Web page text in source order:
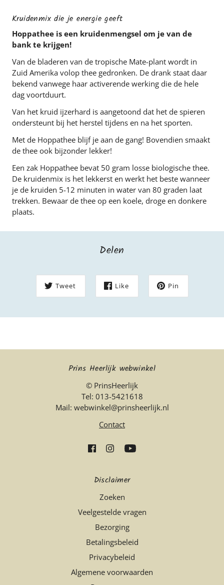
Kruidenmix die je energie geeft
Hoppathee is een kruidenmengsel om je van de
bank te krijgen!
Van de bladeren van de tropische Mate-plant wordt in
Zuid Amerika volop thee gedronken. De drank staat daar
bekend vanwege haar activerende werking die de hele
dag voortduurt.
Van het kruid ijzerhard is aangetoond dat het de spieren
ondersteunt bij het herstel tijdens en na het sporten.
Met de Hoppathee blijf je aan de gang! Bovendien smaakt
de thee ook bijzonder lekker!
Een zak Hoppathee bevat 50 gram losse biologische thee.
De kruidenmix is het lekkerst en werkt het beste wanneer
je de kruiden 5-12 minuten in water van 80 graden laat
trekken. Bewaar de thee op een koele, droge en donkere
plaats.
Delen
Tweet Like Pin
Prins Heerlijk webwinkel
© PrinsHeerlijk
Tel: 013-5421618
Mail: webwinkel@prinsheerlijk.nl
Contact
Disclaimer
Zoeken
Veelgestelde vragen
Bezorging
Betalingsbeleid
Privacybeleid
Algemene voorwaarden